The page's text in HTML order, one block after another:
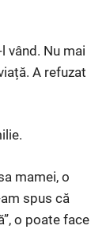
vând. Nu mai
A refuzat
mamei, o
spus că
o poate face